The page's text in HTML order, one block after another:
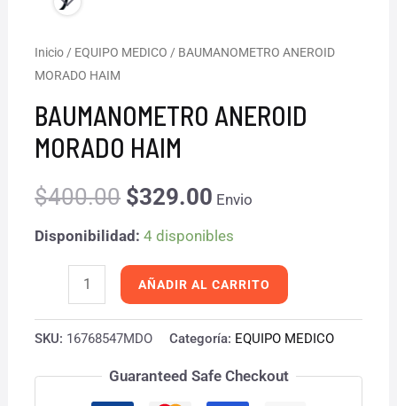
Inicio / EQUIPO MEDICO / BAUMANOMETRO ANEROID
MORADO HAIM
BAUMANOMETRO ANEROID
MORADO HAIM
$400.00
El
precio
original
era:
$400.00.
$329.00
El
precio
$329.00.
Envio
Disponibilidad: 4 disponibles
BAUMANOMETRO
ANEROID
MORADO
HAIM
cantidad
AÑADIR AL CARRITO
SKU: 16768547MDO Categoría: EQUIPO MEDICO
Guaranteed Safe Checkout